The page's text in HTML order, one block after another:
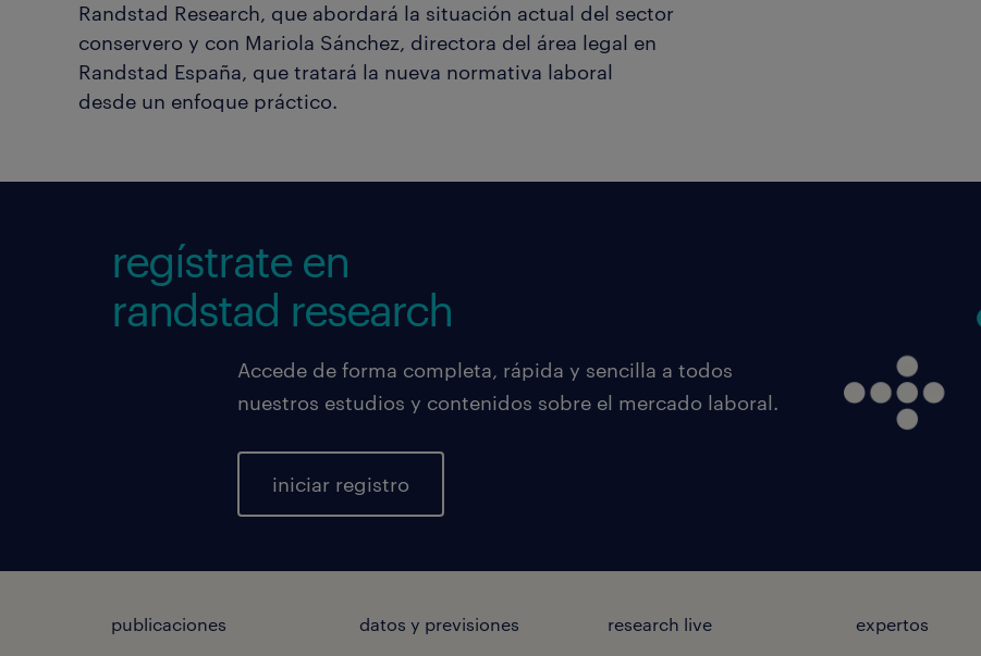
Randstad Research, que abordará la situación actual del sector
conservero y con Mariola Sánchez, directora del área legal en
Randstad España, que tratará la nueva normativa laboral
desde un enfoque práctico.
regístrate en
randstad research
Accede de forma completa, rápida y sencilla a todos
nuestros estudios y contenidos sobre el mercado laboral.
iniciar registro
publicaciones datos y previsiones research live expertos